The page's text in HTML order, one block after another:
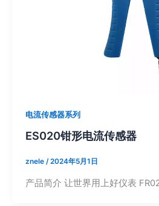
电流传感器系列
ES020钳形电流传感器
znele /2024年5月1日
产品简介 让世界用上好仪表